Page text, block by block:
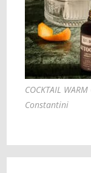
COCKTAIL
Constantini